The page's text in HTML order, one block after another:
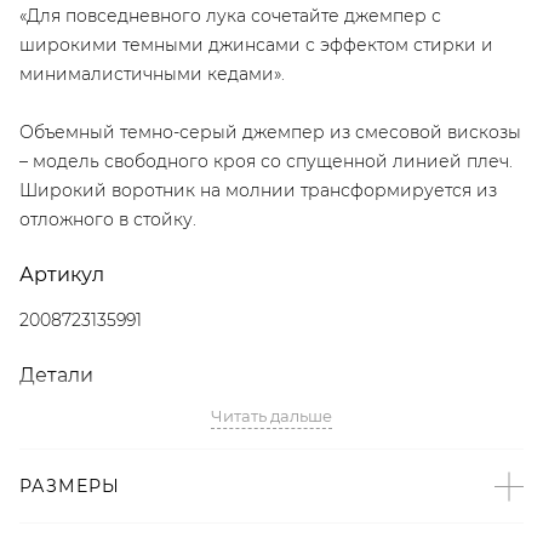
«Для повседневного лука сочетайте джемпер с
широкими темными джинсами с эффектом стирки и
минималистичными кедами».
Объемный темно-серый джемпер из смесовой вискозы
– модель свободного кроя со спущенной линией плеч.
Широкий воротник на молнии трансформируется из
отложного в стойку.
Артикул
2008723135991
Детали
– Дизайн: Санкт-Петербург, Россия;
– Свободный крой со спущенной линией плеч;
Читать дальше
РАЗМЕРЫ